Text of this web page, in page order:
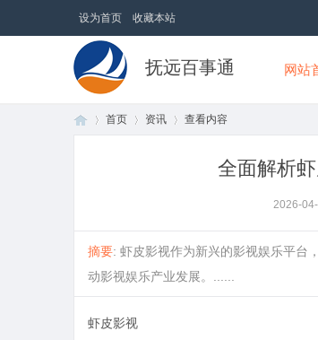
设为首页 收藏本站
抚远百事通 网站
首页 资讯 查看内容
全面解析
2026-
摘要: 虾皮影视作为新兴的影视娱乐平台
动影视娱乐产业发展。......
虾皮影视